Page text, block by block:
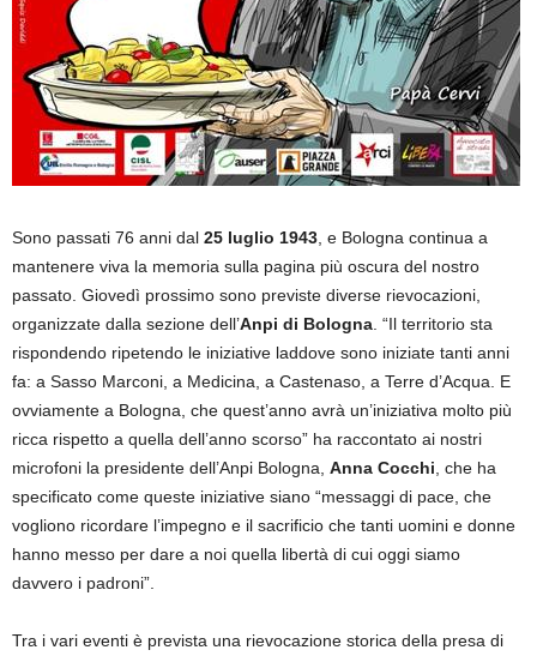
Sono passati 76 anni dal 25 luglio 1943 , e Bologna continua a
mantenere viva la memoria sulla pagina più oscura del nostro
passato. Giovedì prossimo sono previste diverse rievocazioni,
organizzate dalla sezione dell’Anpi di Bologna . “Il territorio sta
rispondendo ripetendo le iniziative laddove sono iniziate tanti anni
fa: a Sasso Marconi, a Medicina, a Castenaso, a Terre d’Acqua. E
ovviamente a Bologna, che quest’anno avrà un’iniziativa molto più
ricca rispetto a quella dell’anno scorso” ha raccontato ai nostri
microfoni la presidente dell’Anpi Bologna, Anna Cocchi , che ha
specificato come queste iniziative siano “messaggi di pace, che
vogliono ricordare l’impegno e il sacrificio che tanti uomini e donne
hanno messo per dare a noi quella libertà di cui oggi siamo
davvero i padroni”.
Tra i vari eventi è prevista una rievocazione storica della presa di